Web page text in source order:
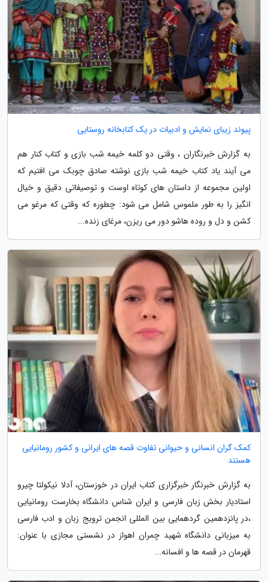
پیوند زیبای نمایش و ادبیات در یک کتابخانه روستایی
به گزارش خبرنگاران ، وقتی دو کلمه خیمه شب بازی و کتاب کنار هم
می آیند یاد کتاب خیمه شب بازی نوشته صادق چوبک می افتیم که
اولین مجموعه از داستان های کوتاه اوست و توصیفاتی دقیق و خیال
انگیز را به طور ملموس شامل می شود: چطوره که وقتی که مرغو می
کشن و دل و روده هاشو دور می ریزن، مرغای زنده...
کمک گران انسانی و حیوانی تفاوت قصه های ایرانی و کشور رومانیایی
هستند
به گزارش خبرنگار خبرگزاری کتاب ایران در خوزستان، آدلا نیکولتا چیرو
استادیار بخش زبان فارسی و ایران شناس دانشگاه بخارست رومانیایی
،در پانزدهمین گردهمایی بین المللی انجمن ترویج زبان و ادب فارسی
به میزبانی دانشگاه شهید چمران اهواز در نشستی مجازی با عنوان:
قهرمان در قصه ها و افسانه...